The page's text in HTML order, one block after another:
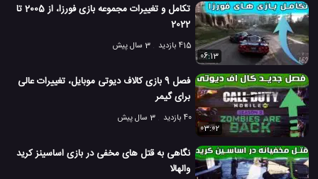
تکامل و تغییرات مجموعه بازی فورزا، از 2005 تا
2022
415 بازدید
3 سال پیش
06:13
فصل 9 بازی کالاف دیوتی موبایل، تغییرات عالی
برای گیمر
40 بازدید
3 سال پیش
03:02
نگاهی به قتل های مخفی در بازی اساسینز کرید
والهالا